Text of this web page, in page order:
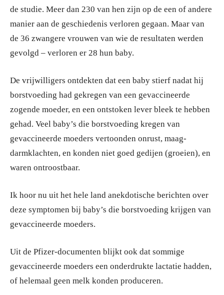
de studie. Meer dan 230 van hen zijn op de een of andere
manier aan de geschiedenis verloren gegaan. Maar van
de 36 zwangere vrouwen van wie de resultaten werden
gevolgd – verloren er 28 hun baby.
De vrijwilligers ontdekten dat een baby stierf nadat hij
borstvoeding had gekregen van een gevaccineerde
zogende moeder, en een ontstoken lever bleek te hebben
gehad. Veel baby’s die borstvoeding kregen van
gevaccineerde moeders vertoonden onrust, maag-
darmklachten, en konden niet goed gedijen (groeien), en
waren ontroostbaar.
Ik hoor nu uit het hele land anekdotische berichten over
deze symptomen bij baby’s die borstvoeding krijgen van
gevaccineerde moeders.
Uit de Pfizer-documenten blijkt ook dat sommige
gevaccineerde moeders een onderdrukte lactatie hadden,
of helemaal geen melk konden produceren.